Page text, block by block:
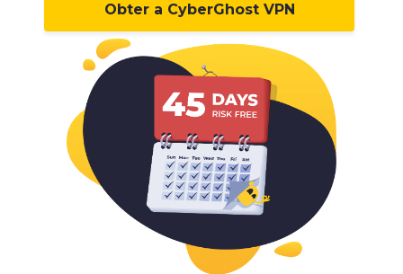
Obter a CyberGhost VPN